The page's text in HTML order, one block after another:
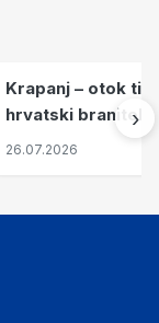
Krapanj – otok
hrvatski branitelji
pronalaze mir
26.07.2026
›